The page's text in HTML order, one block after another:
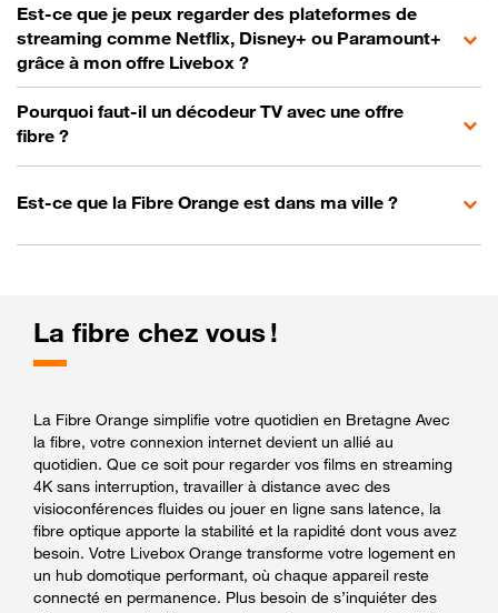
Est-ce que je peux regarder des plateformes de
streaming comme Netflix, Disney+ ou Paramount+
grâce à mon offre Livebox ?
Pourquoi faut-il un décodeur TV avec une offre
fibre ?
Est-ce que la Fibre Orange est dans ma ville ?
La fibre chez vous !
La Fibre Orange simplifie votre quotidien en Bretagne Avec
la fibre, votre connexion internet devient un allié au
quotidien. Que ce soit pour regarder vos films en streaming
4K sans interruption, travailler à distance avec des
visioconférences fluides ou jouer en ligne sans latence, la
fibre optique apporte la stabilité et la rapidité dont vous avez
besoin. Votre Livebox Orange transforme votre logement en
un hub domotique performant, où chaque appareil reste
connecté en permanence. Plus besoin de s’inquiéter des